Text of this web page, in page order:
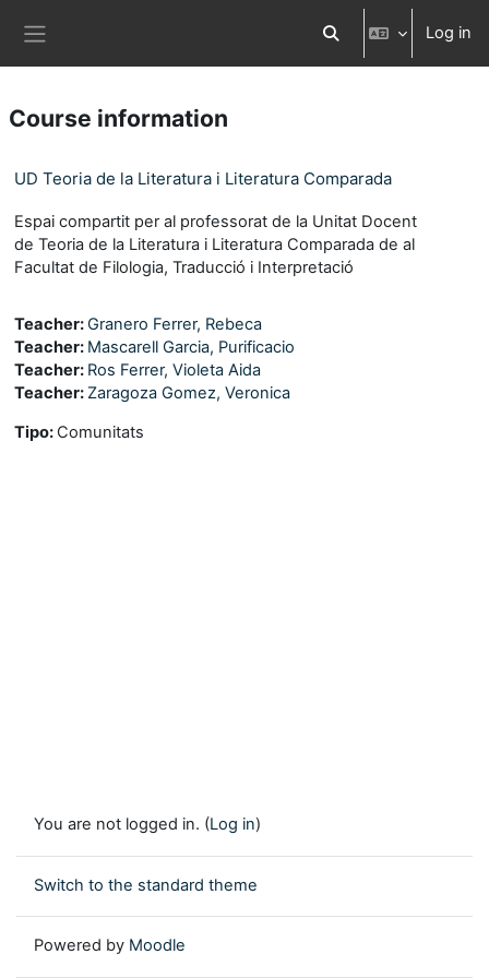
Toggle search input
Log in
Course information
UD Teoria de la Literatura i Literatura Comparada
Espai compartit per al professorat de la Unitat Docent
de Teoria de la Literatura i Literatura Comparada de al
Facultat de Filologia, Traducció i Interpretació
Teacher:Granero Ferrer, Rebeca
Teacher: Mascarell Garcia, Purificacio
Teacher: Ros Ferrer, Violeta Aida
Teacher: Zaragoza Gomez, Veronica
Tipo: Comunitats
You are not logged in. (Log in)
Switch to the standard theme
Powered by Moodle